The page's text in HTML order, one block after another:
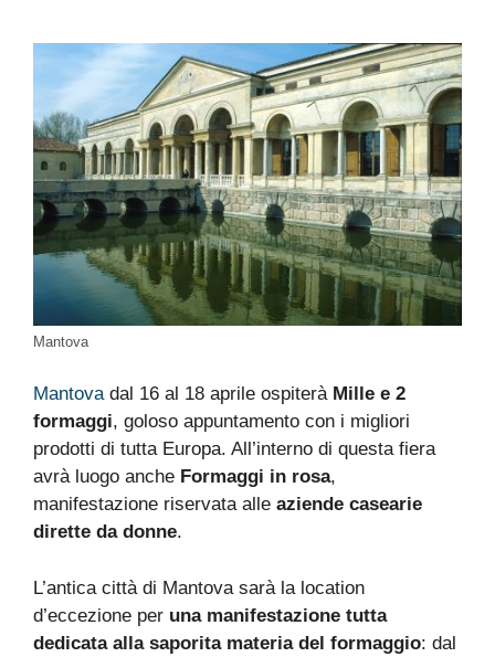
Mantova
Mantovadal 16 al 18 aprile ospiterà Mille e 2
formaggi, goloso appuntamento con i migliori
prodotti di tutta Europa. All’interno di questa fiera
avrà luogo anche Formaggi in rosa,
manifestazione riservata alle aziende casearie
dirette da donne.
L’antica città di Mantova sarà la location
d’eccezione per una manifestazione tutta
dedicata alla saporita materia del formaggio: dal